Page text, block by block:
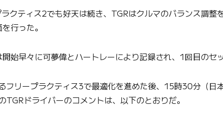
ティス2でも好天は続き、TGRはクルマのバランス調整
行った。
始早々に可夢偉とハートレーにより記録され、1回目のセ
リープラクティス3で最適化を進めた後、15時30分（日
ドライバーのコメントは、以下のとおりだ。